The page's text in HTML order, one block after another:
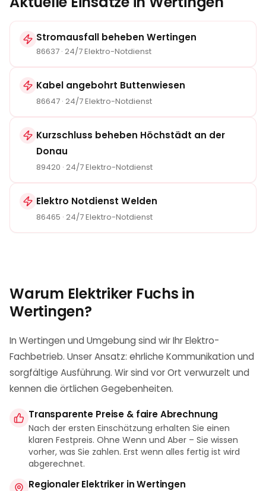
Stromausfall beheben Wertingen
86637 · 24/7 Elektro-Notdienst
Kabel angebohrt Buttenwiesen
86647 · 24/7 Elektro-Notdienst
Kurzschluss beheben Höchstädt an der
Donau
89420 · 24/7 Elektro-Notdienst
Elektro Notdienst Welden
86465 · 24/7 Elektro-Notdienst
Warum Elektriker Fuchs in
Wertingen?
In Wertingen und Umgebung sind wir Ihr Elektro-
Fachbetrieb. Unser Ansatz: ehrliche Kommunikation und
sorgfältige Ausführung. Wir sind vor Ort verwurzelt und
kennen die örtlichen Gegebenheiten.
Transparente Preise & faire Abrechnung
Nach der ersten Einschätzung erhalten Sie einen
klaren Festpreis. Ohne Wenn und Aber – Sie wissen
vorher, was Sie zahlen. Erst wenn alles fertig ist wird
abgerechnet.
Regionaler Elektriker in Wertingen